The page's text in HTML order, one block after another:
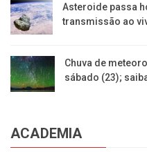
Asteroide passa
transmissão ao
Chuva de
sábado (23);
ACADEMIA